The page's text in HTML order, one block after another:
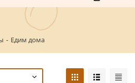
- Едим дома